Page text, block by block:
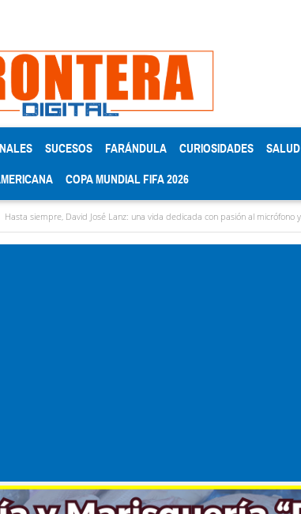
SUCESOS FARÁNDULA CURIOSIDADES SALUD
COPA MUNDIAL FIFA 2026
David José Lanz: una vida dedicada con pasión al micrófono y a la gente